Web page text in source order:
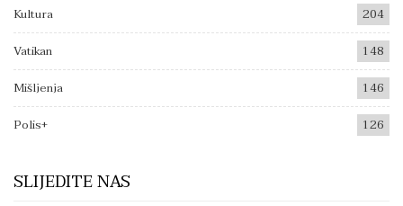
Kultura
204
Vatikan
148
Mišljenja
146
Polis+
126
SLIJEDITE NAS